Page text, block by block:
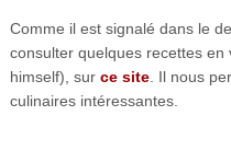
Comme il est signalé dans le
consulter quelques recettes
himself), sur ce site. Il nous
culinaires intéressantes.